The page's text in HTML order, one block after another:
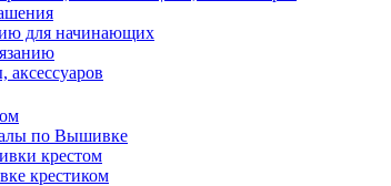
для начинающих
аксессуаров
по Вышивке
крестом
крестиком